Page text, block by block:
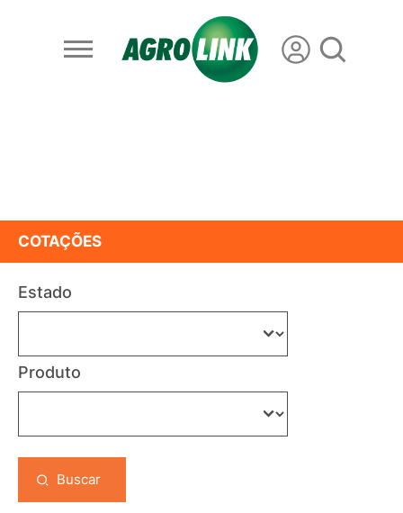
COTAÇÕES
Estado
Produto
Buscar